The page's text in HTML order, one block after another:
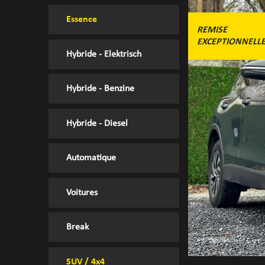
Essence
Hybride - Elektrisch
Hybride - Benzine
Hybride - Diesel
Automatique
Voitures
Break
SUV / 4x4
REMISE